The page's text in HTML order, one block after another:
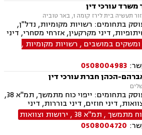
משרד עורכי דין
בתחומים: רשויות מקומיות, נדל"ן,
דיני מקרקעין, אזרחי מסחרי, דיני
זרים, דיני תאגידים, גישור
ובוררויות, מיסוי נדל"ן, תמ"א 38, תכנון ובניה, נחלות
הפקעת קרקעות, מושבים
, עסקאות מכר דירה, דיור מוגן, רשות
צווי הריסה, ירושות וצוואות, הסכמי
ומשקים במושבים , רשויות מקומיות ,
0508004983
הכהן חברת עורכי דין
המשרד עוסק בתחומים: ייפוי כוח מתמשך, תמ"א 38,
דיני חוזים, דיני בוררות, דיני
עסקאות מכר דירה, אפוטרופסות, לשון
עמותות, דיני מכרזים והתקשרויות, דיני
אדם, ביקורת , חוקתי ומנהלי
מתמשך, תמ"א 38 , ירושות וצוואות
0508004720